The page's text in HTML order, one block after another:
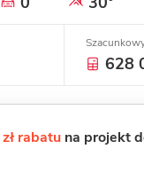
628
rabatu na projekt